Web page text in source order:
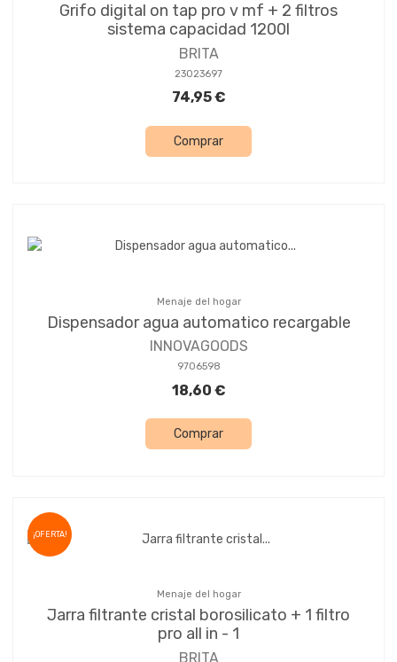
Grifo digital on tap pro v mf + 2 filtros
sistema capacidad 1200l
BRITA
23023697
74,95 €
Comprar
Menaje del hogar
Dispensador agua automatico recargable
INNOVAGOODS
9706598
18,60 €
Comprar
¡OFERTA!
Menaje del hogar
Jarra filtrante cristal borosilicato + 1 filtro
pro all in - 1
BRITA